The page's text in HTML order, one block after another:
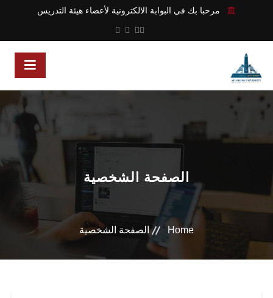
مرحبا بك في البوابة الالكترونية لأعضاء هيئة التدريس
الصفحة الشخصية
Home الصفحة الشخصية